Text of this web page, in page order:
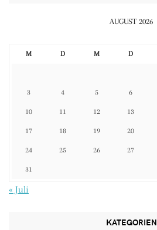
AUGUST 2026
M D M D
3 4 5 6
10 11 12 13
17 18 19 20
24 25 26 27
31
« Juli
KATEGORIEN